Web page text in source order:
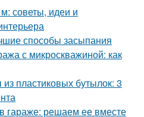
советы, идеи и
способы засыпания
с микроскважиной: как
пластиковых бутылок: 3
гараже: решаем ее вместе